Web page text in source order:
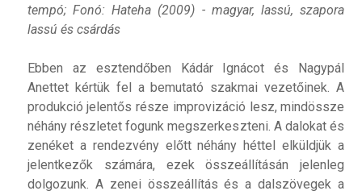
tempó; Fonó: Hateha (2009) - magyar, lassú, szapora
lassú és csárdás
Ebben az esztendőben Kádár Ignácot és Nagypál
Anettet kértük fel a bemutató szakmai vezetőinek. A
produkció jelentős része improvizáció lesz, mindössze
néhány részletet fogunk megszerkeszteni. A dalokat és
zenéket a rendezvény előtt néhány héttel elküldjük a
jelentkezők számára, ezek összeállításán jelenleg
dolgozunk. A zenei összeállítás és a dalszövegek a